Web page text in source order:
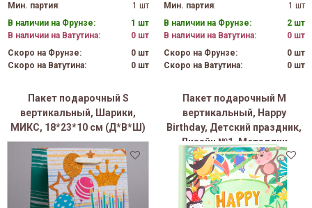
Мин. партия:
1 шт
В наличии на Фрунзе:
1 шт
В наличии на Ватутина:
0 шт
Скоро на Фрунзе:
0 шт
Скоро на Ватутина:
0 шт
Мин. партия:
1 шт
В наличии на Фрунзе:
2 шт
В наличии на Ватутина:
0 шт
Скоро на Фрунзе:
0 шт
Скоро на Ватутина:
0 шт
Пакет подарочный S
вертикальный, Шарики,
МИКС, 18*23*10 см (Д*В*Ш)
Пакет подарочный M
вертикальный, Happy
Birthday, Детский праздник,
Дизайн №1, Металлик
26*32*12 см (Д*В*Ш)